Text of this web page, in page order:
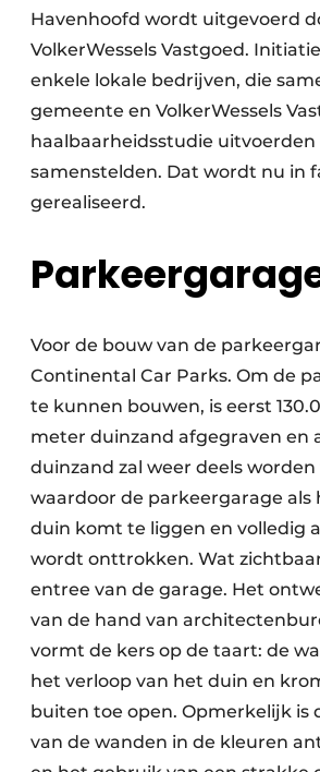
Havenhoofd wordt uitgevoerd
VolkerWessels Vastgoed.
enkele lokale bedrijven, die
gemeente en VolkerWessels
haalbaarheidsstudie uitvoerden
samenstelden. Dat wordt nu in
gerealiseerd.
Voor de bouw van de
Continental Car Parks. Om de
te kunnen bouwen, is eerst
meter duinzand afgegraven en
duinzand zal weer deels
waardoor de parkeergarage als
duin komt te liggen en volledig
wordt onttrokken. Wat
entree van de garage. Het
van de hand van
vormt de kers op de taart: de
het verloop van het duin en
buiten toe open. Opmerkelijk is
van de wanden in de kleuren